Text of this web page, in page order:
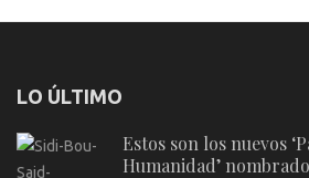
LO ÚLTIMO
Estos son los nuevos
Humanidad’